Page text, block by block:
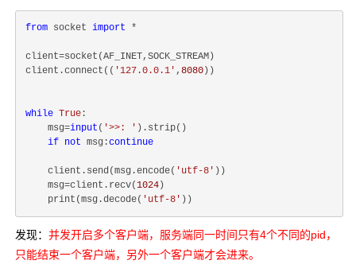
from socket import *
client=socket(AF_INET,SOCK_STREAM)
client.connect(( '127.0.0.1' , 8080 ))
while True :
    msg=
input ( '>>: ' ).strip()
if not msg:continue
    client.send(msg.encode(
'utf-8' ))
    msg=client.recv(
1024 )
    print(msg.decode(
'utf-8'
发现： 并发开启多个客户端，服务端同一时间只有4个不同的pid，
只能结束一个客户端，另外一个客户端才会进来。